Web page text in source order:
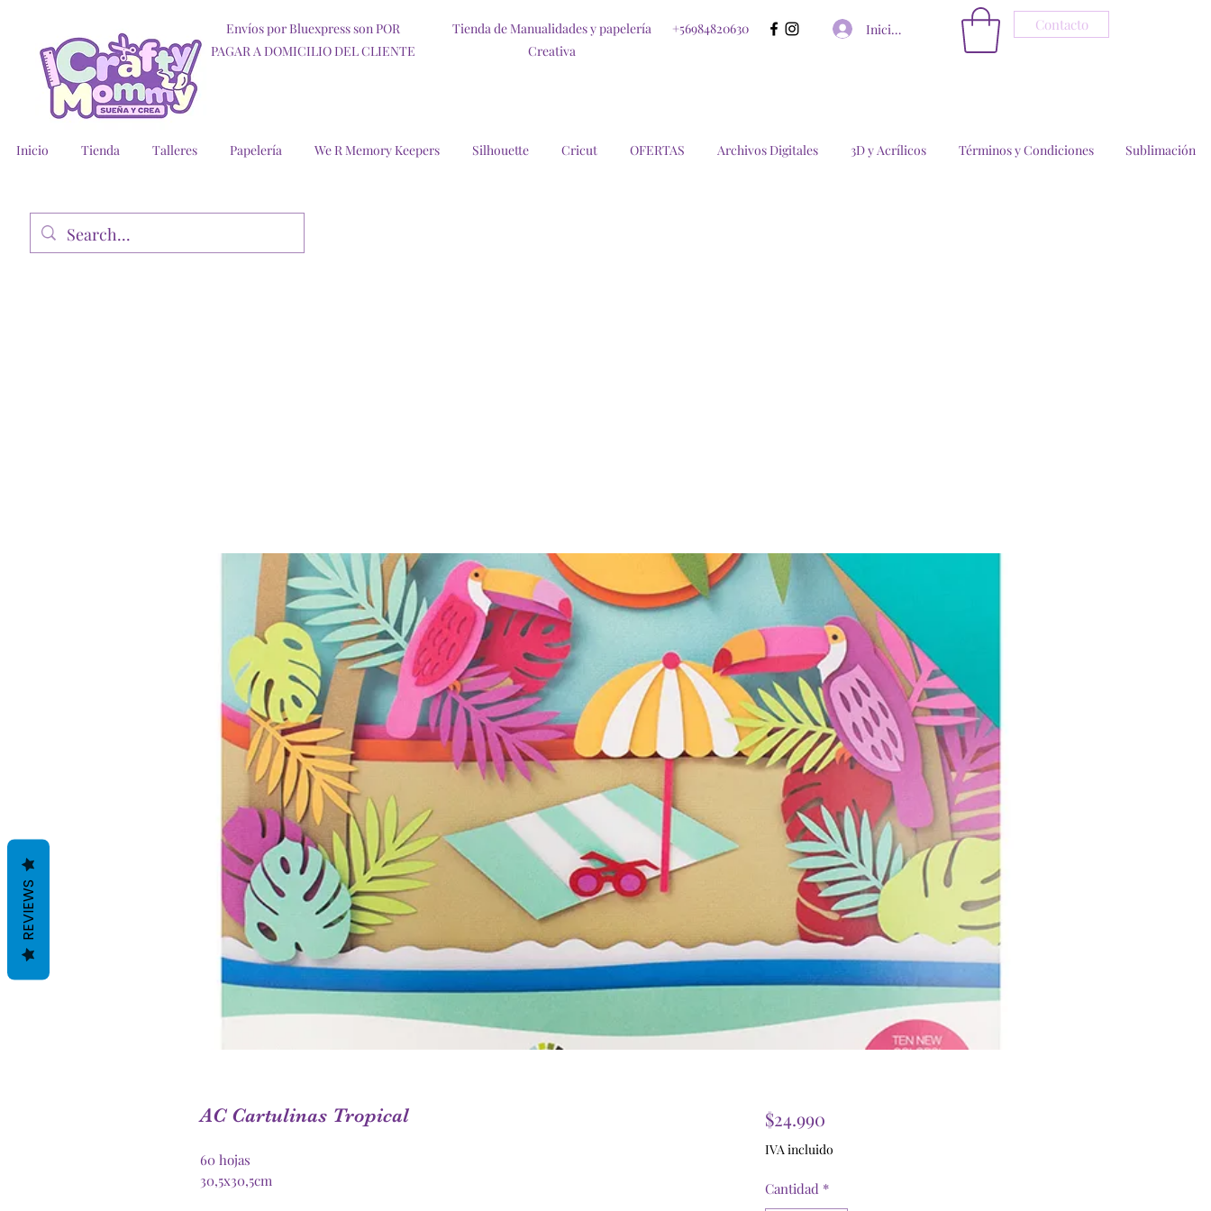
Envíos por Bluexpress son POR
PAGAR A DOMICILIO DEL CLIENTE
Tienda de Manualidades y papelería
Creativa
+56984820630 Iniciar sesión Contacto
Inicio Tienda Talleres Papelería We R Memory Keepers Silhouette Cricut OFERTAS Archivos Digitales 3D y Acrílicos Términos y Condiciones Sublimación
AC Cartulinas Tropical
60 hojas
30,5x30,5cm
$24.990Precio
IVA incluido
Cantidad *
REVIEWS